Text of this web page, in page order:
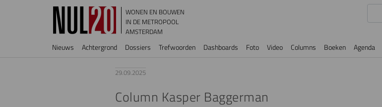
Overslaan en naar de inhoud gaan
WONEN EN BOUWEN
IN DE METROPOOL
AMSTERDAM
Hoofdnavigatie
Nieuws Achtergrond Dossiers Trefwoorden Dashboards Foto Video Columns Boeken Agenda
29.09.2025
Column Kasper Baggerman